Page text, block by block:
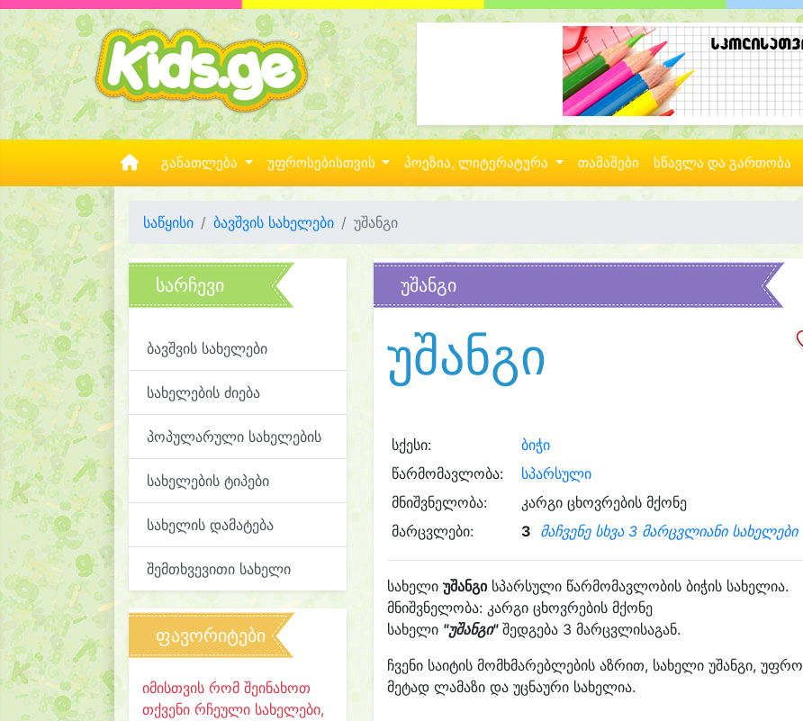
განათლება უფროსებისთვის პოეზია, ლიტერატურა თამაშები სწავლა და გართობა
საწყისი ბავშვის სახელები უშანგი
სარჩევი
ბავშვის სახელები
სახელების ძიება
პოპულარული სახელების
სახელების ტიპები
სახელის დამატება
შემთხვევითი სახელი
ფავორიტები
იმისთვის რომ შეინახოთ
თქვენი რჩეული სახელები,
უშანგი
უშანგი
სქესი:
ბიჭი
წარმომავლობა:
სპარსული
მნიშვნელობა:
კარგი ცხოვრების მქონე
მარცვლები:
3 მაჩვენე სხვა 3 მარცვლიანი სახელები
სახელი უშანგისპარსული წარმომავლობის ბიჭის სახელია.
მნიშვნელობა: კარგი ცხოვრების მქონე
სახელი "უშანგი"შედგება 3 მარცვლისაგან.
ჩვენი საიტის მომხმარებლების აზრით, სახელი უშანგი, უფრო
მეტად ლამაზი და უცნაური სახელია.